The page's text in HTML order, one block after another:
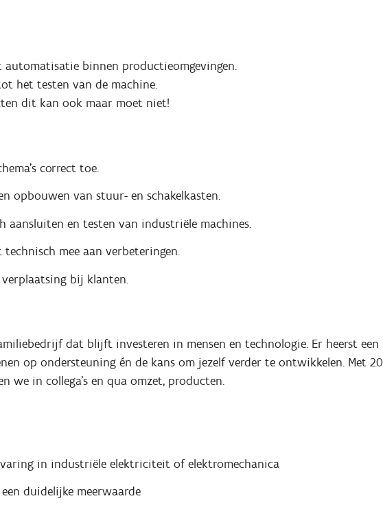
automatisatie binnen productieomgevingen.
het testen van de machine.
dit kan ook maar moet niet!
correct toe.
opbouwen van stuur- en schakelkasten.
aansluiten en testen van industriële machines.
mee aan verbeteringen.
bij klanten.
dat blijft investeren in mensen en technologie. Er heerst een
op ondersteuning én de kans om jezelf verder te ontwikkelen. Met 20
we in collega's en qua omzet, producten.
in industriële elektriciteit of elektromechanica
duidelijke meerwaarde